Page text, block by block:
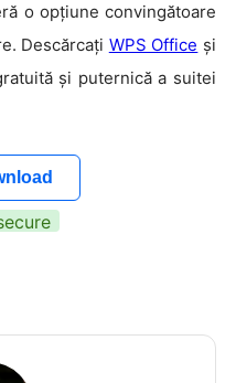
o opțiune convingătoare
Descărcați WPS Office și
și puternică a suitei